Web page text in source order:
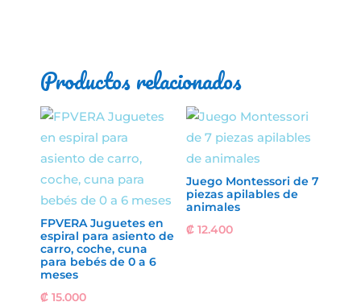
Productos relacionados
FPVERA Juguetes en
espiral para asiento de
carro, coche, cuna
para bebés de 0 a 6
meses
₡ 15.000
Juego Montessori de 7
piezas apilables de
animales
₡12.400